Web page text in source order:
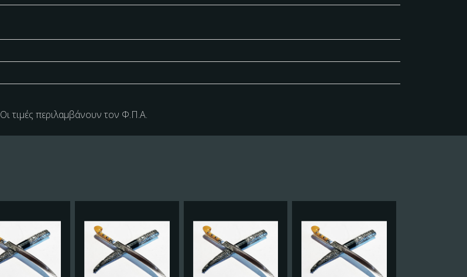
Οι τιμές περιλαμβάνουν τον Φ.Π.Α.